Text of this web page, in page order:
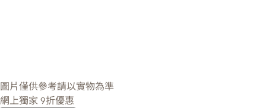
圖片僅供參考請以實物為準
網上獨家 9折優惠